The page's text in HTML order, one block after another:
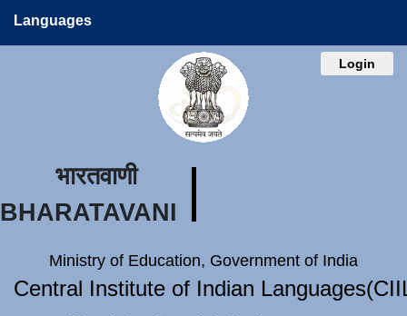
Languages
Login
भारतवाणी
BHARATAVANI
Ministry of Education, Government of India
Central Institute of Indian